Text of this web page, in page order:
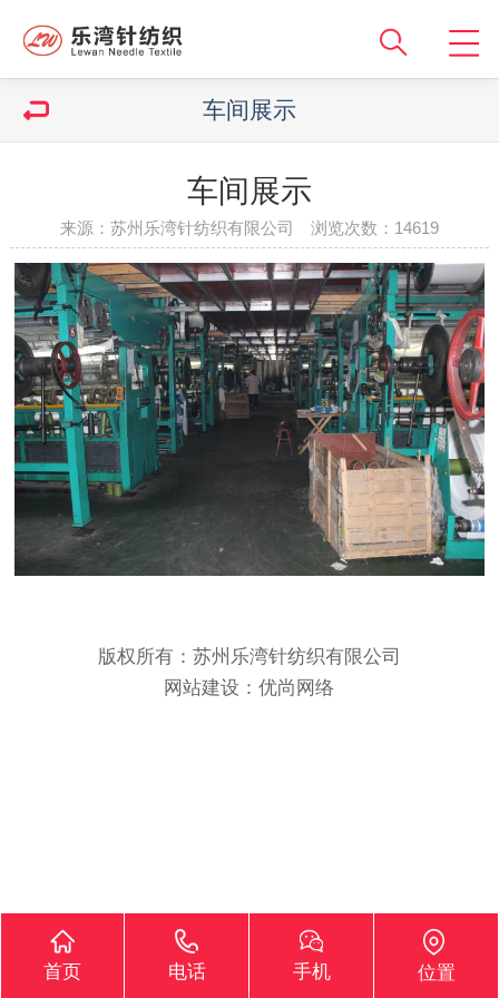
车间展示
车间展示
来源：苏州乐湾针纺织有限公司 浏览次数：14619
版权所有：苏州乐湾针纺织有限公司
网站建设：优尚网络
首页 电话 手机 位置